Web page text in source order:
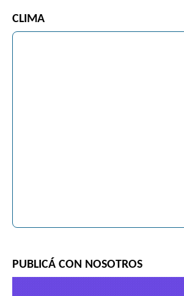
CLIMA
PUBLICÁ CON NOSOTROS